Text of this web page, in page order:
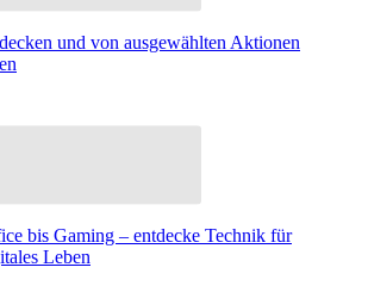
und von ausgewählten Aktionen
bis Gaming – entdecke Technik für
Leben